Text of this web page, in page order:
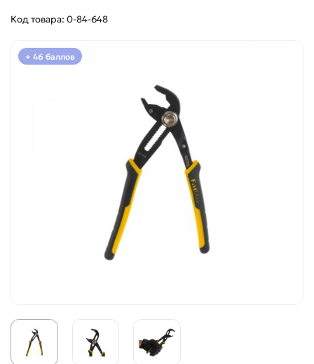
Код товара: 0-84-648
+ 46 баллов